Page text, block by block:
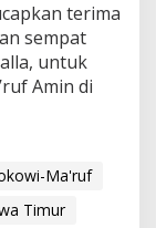
terima
sempat
untuk
Amin di
Ma'ruf
Timur